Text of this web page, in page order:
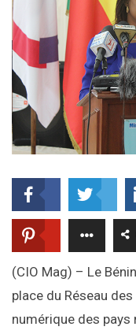
(CIO Mag) – Le
place du Réseau
numérique des pays